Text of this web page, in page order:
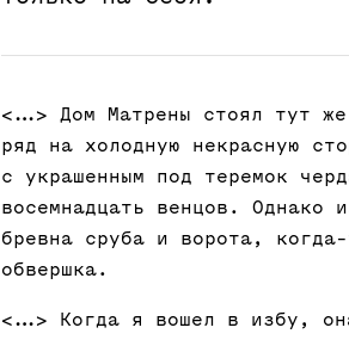
<...> Дом Матрены стоял тут
ряд на холодную некрасную
с украшенным под теремок
восемнадцать венцов. Однако
бревна сруба и ворота,
обвершка.
<...> Когда я вошел в избу,